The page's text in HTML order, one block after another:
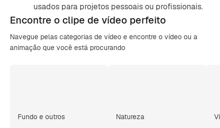
usados para projetos pessoais ou profissionais.
Encontre o clipe de vídeo perfeito
Navegue pelas categorias de vídeo e encontre o vídeo ou a
animação que você está procurando
Fundo e outros Natureza